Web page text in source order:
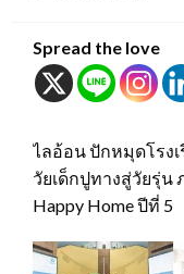
Spread the love
ไลอ้อน ปักหมุดโรง
วัยเด็กปูทางสู่วัยรุ่น
Happy Home ปีที่ 5